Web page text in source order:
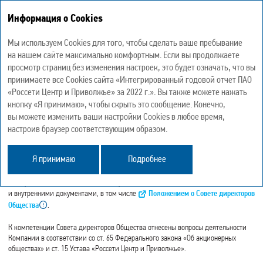
ОТЧЕТ СОВЕТА ДИРЕКТОРОВ
Совет директоров осуществляет общее руководство деятельностью «Россети
Центр и Приволжье» в рамках компетенции и в порядке, определенном
и внутренними документами, в том числе
Положением о Совете директоров
Общества
.
К компетенции Совета директоров Общества отнесены вопросы деятельности
Компании в соответствии со ст. 65 Федерального закона «Об акционерных
обществах» и ст. 15 Устава «Россети Центр и Приволжье».
Информация о Cookies
Мы используем Cookies для того, чтобы сделать ваше пребывание
на нашем сайте максимально комфортным. Если вы продолжаете
просмотр страниц без изменения настроек, это будет означать, что вы
принимаете все Cookies сайта «Интегрированный годовой отчет ПАО
«Россети Центр и Приволжье» за 2022 г.». Вы также можете нажать
кнопку «Я принимаю», чтобы скрыть это сообщение. Конечно,
вы можете изменить ваши настройки Cookies в любое время,
настроив браузер соответствующим образом.
Я принимаю Подробнее